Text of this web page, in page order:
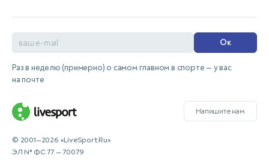
Ок
Раз в неделю (примерно) о самом главном в спорте — у вас
на почте
Напишите нам
© 2001—2026 «LiveSport.Ru»
ЭЛ № ФС 77 — 70079